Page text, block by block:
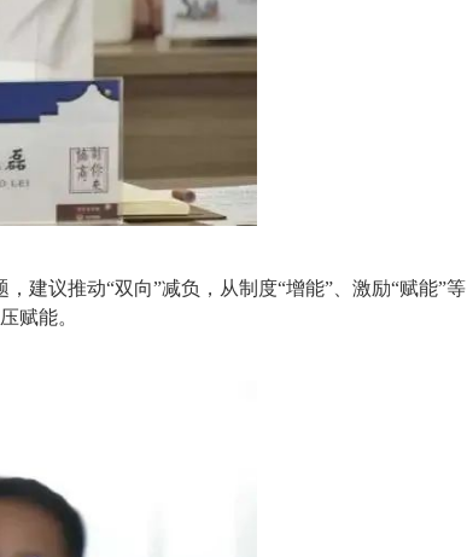
建议推动“双向”减负，从制度“增能”、激励“赋能”等
赋能。